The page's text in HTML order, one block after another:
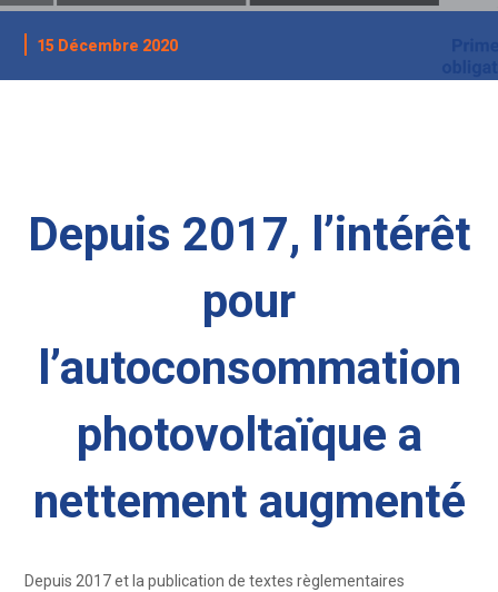
15 Décembre 2020
Depuis 2017, l’intérêt
pour
l’autoconsommation
photovoltaïque a
nettement augmenté
Depuis 2017 et la publication de textes règlementaires